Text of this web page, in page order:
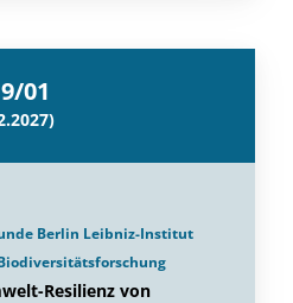
01
Berlin Leibniz-Institut
Resilienz von